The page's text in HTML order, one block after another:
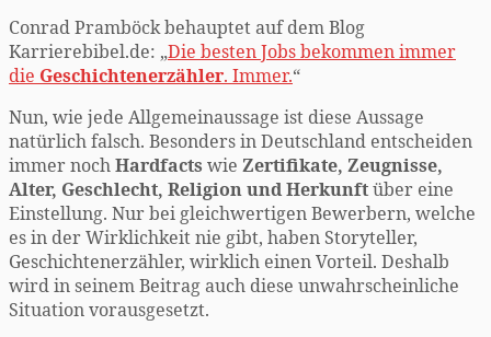
Conrad Pramböck behauptet auf dem Blog
Karrierebibel.de: „Die besten Jobs bekommen immer
die Geschichtenerzähler. Immer.“
Nun, wie jede Allgemeinaussage ist diese Aussage
natürlich falsch. Besonders in Deutschland entscheiden
immer nochHardfacts wie Zertifikate, Zeugnisse,
Alter, Geschlecht, Religion und Herkunftüber eine
Einstellung. Nur bei gleichwertigen Bewerbern, welche
es in der Wirklichkeit nie gibt, haben Storyteller,
Geschichtenerzähler, wirklich einen Vorteil. Deshalb
wird in seinem Beitrag auch diese unwahrscheinliche
Situation vorausgesetzt.